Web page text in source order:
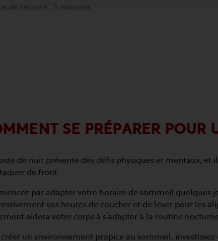
de lecture : 5 minutes
SE PRÉPARER POUR
de nuit présente des défis physiques et mentaux, et
de front.
par adapter votre horaire de sommeil quelques
vos heures de coucher et de lever pour les
aidera votre corps à s’adapter à la routine
un environnement propice au sommeil,